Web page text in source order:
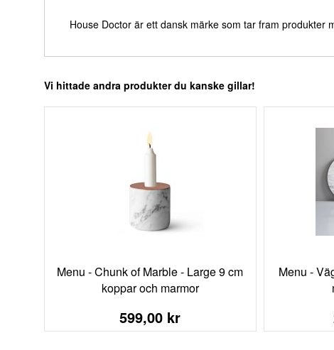
House Doctor är ett dansk märke som tar fram produkter
Vi hittade andra produkter du kanske gillar!
Menu - Chunk of Marble - Large 9 cm
koppar och marmor
599,00 kr
Menu -